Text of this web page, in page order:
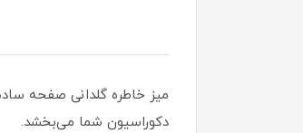
دکوراسیون شما می‌بخشد.